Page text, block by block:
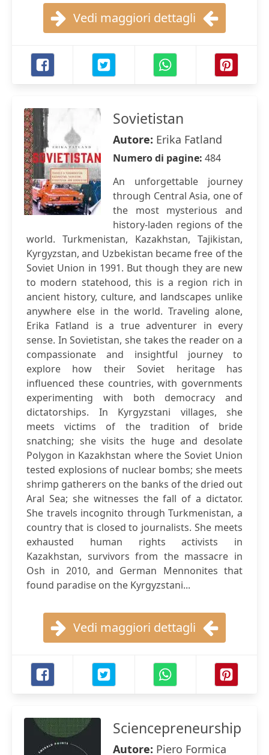
Vedi maggiori dettagli
Sovietistan
Autore: Erika Fatland
Numero di pagine: 484
An unforgettable journey
through Central Asia, one of
the most mysterious and
history-laden regions of the
world. Turkmenistan, Kazakhstan, Tajikistan,
Kyrgyzstan, and Uzbekistan became free of the
Soviet Union in 1991. But though they are new
to modern statehood, this is a region rich in
ancient history, culture, and landscapes unlike
anywhere else in the world. Traveling alone,
Erika Fatland is a true adventurer in every
sense. In Sovietistan, she takes the reader on a
compassionate and insightful journey to
explore how their Soviet heritage has
influenced these countries, with governments
experimenting with both democracy and
dictatorships. In Kyrgyzstani villages, she
meets victims of the tradition of bride
snatching; she visits the huge and desolate
Polygon in Kazakhstan where the Soviet Union
tested explosions of nuclear bombs; she meets
shrimp gatherers on the banks of the dried out
Aral Sea; she witnesses the fall of a dictator.
She travels incognito through Turkmenistan, a
country that is closed to journalists. She meets
exhausted human rights activists in
Kazakhstan, survivors from the massacre in
Osh in 2010, and German Mennonites that
found paradise on the Kyrgyzstani...
Vedi maggiori dettagli
Sciencepreneurship
Autore: Piero Formica